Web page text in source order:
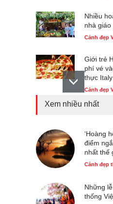
Nhiều
nhà
Cảnh đẹp
Giới trẻ
phí vé
thực Italy
Cảnh đẹp
Cảnh đẹp
Bán đảo
du lịch
Xem nhiều nhất
‘Hoàng
điểm
nhất thế
Cảnh đẹp
Những
thống